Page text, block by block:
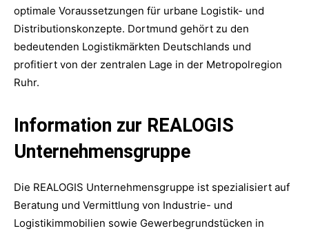
optimale Voraussetzungen für urbane Logistik- und
Distributionskonzepte. Dortmund gehört zu den
bedeutenden Logistikmärkten Deutschlands und
profitiert von der zentralen Lage in der Metropolregion
Ruhr.
Information zur REALOGIS
Unternehmensgruppe
Die REALOGIS Unternehmensgruppe ist spezialisiert auf
Beratung und Vermittlung von Industrie- und
Logistikimmobilien sowie Gewerbegrundstücken in